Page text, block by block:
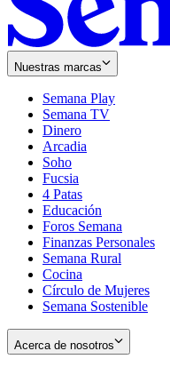
Nuestras marcas
Semana Play
Semana TV
Dinero
Arcadia
Soho
in
new
window
Fucsia
in
new
window
4 Patas
Educación
Foros Semana
Finanzas Personales
Semana Rural
Cocina
Círculo de Mujeres
Semana Sostenible
Acerca de nosotros